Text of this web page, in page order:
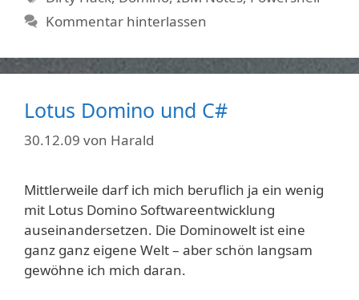
Kommentar hinterlassen
Lotus Domino und C#
30.12.09 von Harald
Mittlerweile darf ich mich beruflich ja ein wenig
mit Lotus Domino Softwareentwicklung
auseinandersetzen. Die Dominowelt ist eine
ganz ganz eigene Welt – aber schön langsam
gewöhne ich mich daran.